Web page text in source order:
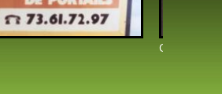
Clôture